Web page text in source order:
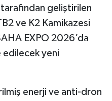
geliştirilen
ve K2 Kamikazesi
EXPO 2026’da
edilecek yeni
enerji ve anti-dron